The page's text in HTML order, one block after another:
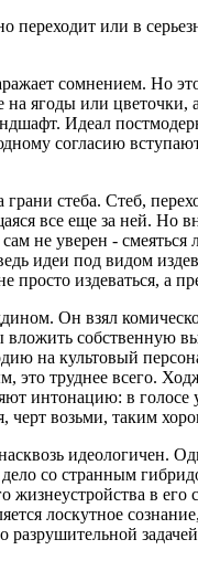
переходит или в
сомнением. Но
ягоды или
Идеал
согласию
стеба. Стеб,
все еще за ней.
не уверен -
идеи под видом
издеваться, а
Он взял
собственную
на культовый
труднее всего.
интонацию: в
черт возьми, таким
идеологичен.
со странным
жизнеустройства в
лоскутное
разрушительной